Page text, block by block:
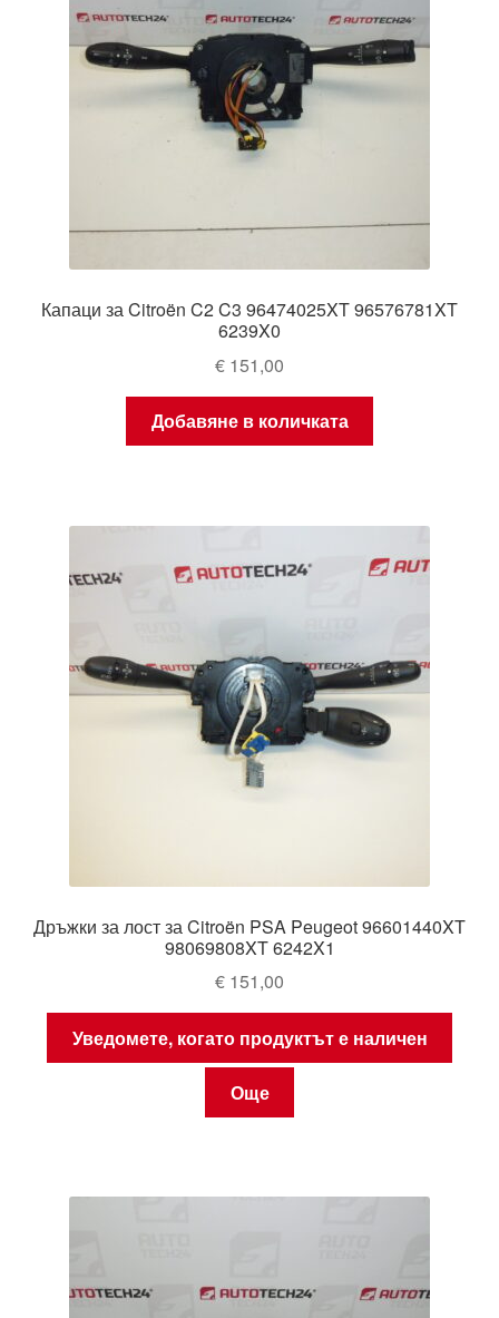
Капаци за Citroën C2 C3 96474025XT 96576781XT
6239X0
€ 151,00
Добавяне в количката
Дръжки за лост за Citroën PSA Peugeot 96601440XT
98069808XT 6242X1
€ 151,00
Уведомете, когато продуктът е наличен
Още